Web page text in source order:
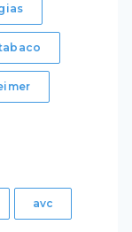
avc